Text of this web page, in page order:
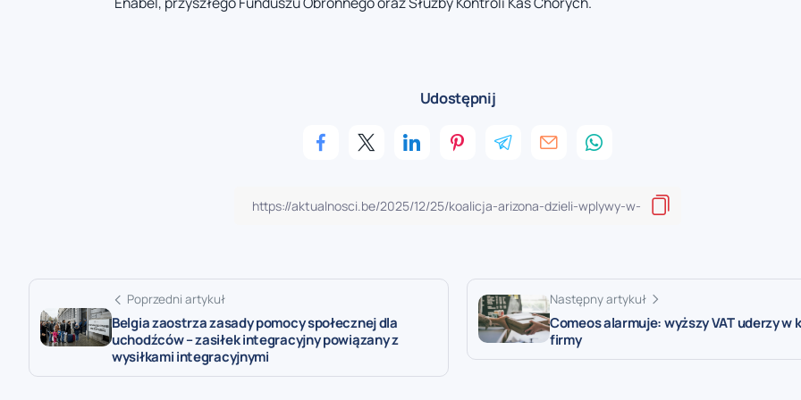
Udostępnij
Poprzedni artykuł
Belgia zaostrza zasady pomocy społecznej dla
uchodźców – zasiłek integracyjny powiązany z
wysiłkami integracyjnymi
Następny artykuł
Comeos alarmuje: wyższy VAT uderzy w
firmy